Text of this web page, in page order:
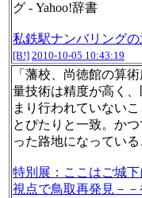
グ - Yahoo!辞書
私鉄駅ナンバリング
[B!] 2010-10-05 10:43:19
「藩校、尚徳館の算
量技術は精度が高く
まり行われていない
とぴたりと一致。か
った路地になっている
特別展：ここはご城
視点で鳥取再発見－